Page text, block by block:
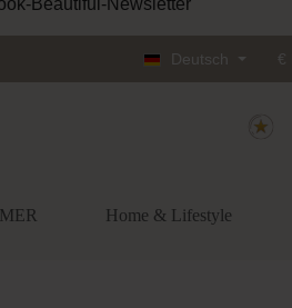
Beautiful-Newsletter
Deutsch €
Home & Lifestyle